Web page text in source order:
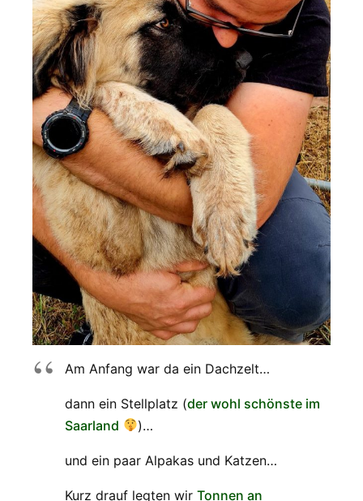
Am Anfang war da ein Dachzelt…
dann ein Stellplatz (der wohl schönste im
Saarland
)…
und ein paar Alpakas und Katzen…
Kurz drauf legten wir Tonnen an